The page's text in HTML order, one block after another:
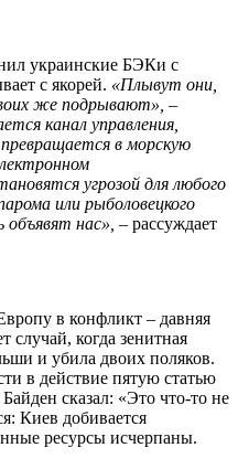
украинские БЭКи с
с якорей. «Плывут они,
же подрывают», –
канал управления,
в морскую
угрозой для любого
или рыболовецкого
нас», – рассуждает
в конфликт – давняя
случай, когда зенитная
и убила двоих поляков.
в действие пятую статью
сказал: «Это что-то не
Киев добивается
ресурсы исчерпаны.